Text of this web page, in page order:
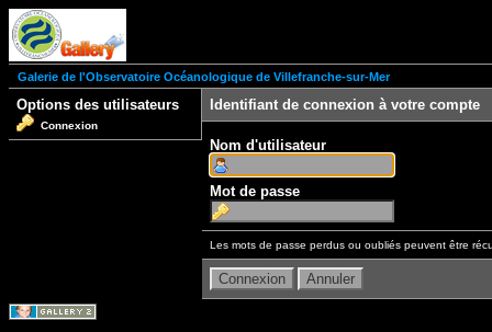
Galerie de l'Observatoire Océanologique de Villefranche-sur-Mer
Options des utilisateurs
Connexion
Identifiant de connexion à votre compte
Nom d'utilisateur
Mot de passe
Les mots de passe perdus ou oubliés peuvent être